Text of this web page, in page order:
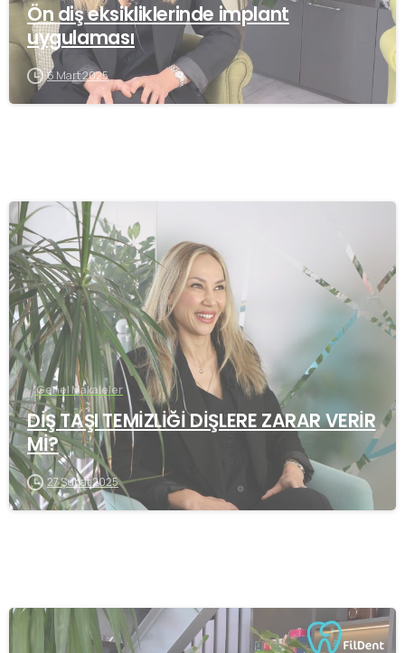
Ön diş eksikliklerinde implant
uygulaması
6 Mart 2025
Genel Makaleler
DİŞ TAŞI TEMİZLİĞİ DİŞLERE ZARAR VERİR
Mİ?
27 Şubat 2025
-